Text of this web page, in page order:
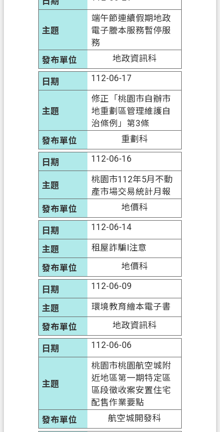
端午節連續假期地政
電子謄本服務暫停服
務
地政資訊科
112-06-17
修正「桃園市自辦市
地重劃區管理維護自
治條例」第3條
重劃科
112-06-16
桃園市112年5月不動
產市場交易統計月報
地價科
112-06-14
租屋詐騙I注意
地價科
112-06-09
環境教育繪本電子書
地政資訊科
112-06-06
桃園市桃園航空城附
近地區第一期特定區
區段徵收案安置住宅
配售作業要點
航空城開發科